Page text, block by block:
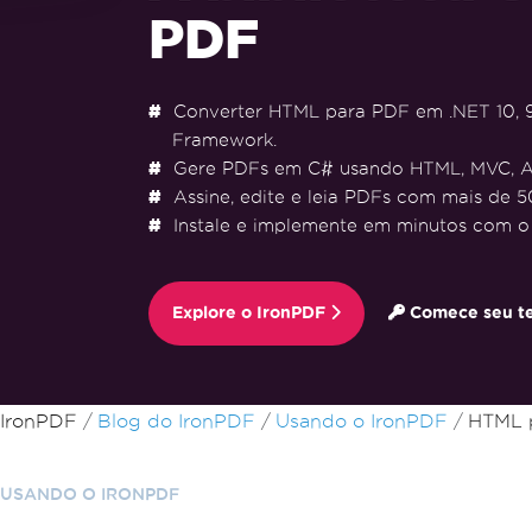
PDF
Converter HTML para PDF em .NET 10,
Framework.
Gere PDFs em C# usando HTML, MVC,
Assine, edite e leia PDFs com mais de
Instale e implemente em minutos com o
Explore o IronPDF Comece seu
Ir para o conteúdo do rodapé
IronPDF Blog do IronPDF Usando o IronPDF HTML
USANDO O IRONPDF